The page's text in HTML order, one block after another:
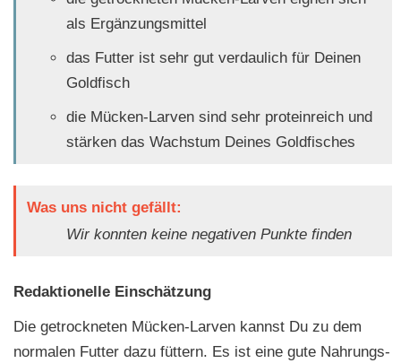
als Ergänzungsmittel
das Futter ist sehr gut verdaulich für Deinen
Goldfisch
die Mücken-Larven sind sehr proteinreich und
stärken das Wachstum Deines Goldfisches
Was uns nicht gefällt:
Wir konnten keine negativen Punkte finden
Redaktionelle Einschätzung
Die getrockneten Mücken-Larven kannst Du zu dem
normalen Futter dazu füttern. Es ist eine gute Nahrungs-